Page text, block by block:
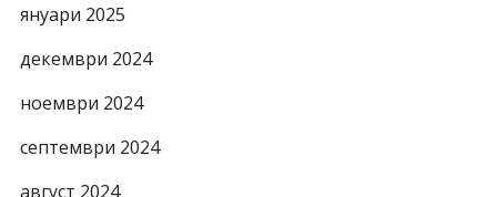
януари 2025
декември 2024
ноември 2024
септември 2024
август 2024